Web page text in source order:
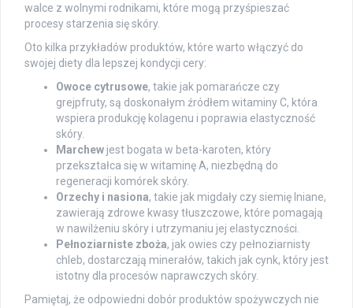
walce z wolnymi rodnikami, które mogą przyśpieszać
procesy starzenia się skóry.
Oto kilka przykładów produktów, które warto włączyć do
swojej diety dla lepszej kondycji cery:
Owoce cytrusowe, takie jak pomarańcze czy
grejpfruty, są doskonałym źródłem witaminy C, która
wspiera produkcję kolagenu i poprawia elastyczność
skóry.
Marchew jest bogata w beta-karoten, który
przekształca się w witaminę A, niezbędną do
regeneracji komórek skóry.
Orzechy i nasiona, takie jak migdały czy siemię lniane,
zawierają zdrowe kwasy tłuszczowe, które pomagają
w nawilżeniu skóry i utrzymaniu jej elastyczności.
Pełnoziarniste zboża, jak owies czy pełnoziarnisty
chleb, dostarczają minerałów, takich jak cynk, który jest
istotny dla procesów naprawczych skóry.
Pamiętaj, że odpowiedni dobór produktów spożywczych nie